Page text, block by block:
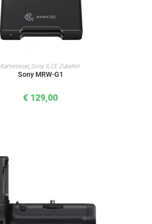
IN DEN WARENKORB
Kartenleser, Sony ILCE Zubehör
Sony MRW-G1
€ 129,00